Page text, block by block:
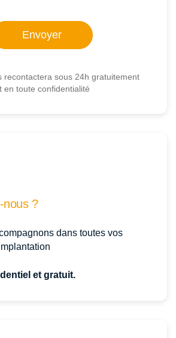
recontactera sous 24h gratuitement
en toute confidentialité
nous ?
dans toutes vos
et gratuit.